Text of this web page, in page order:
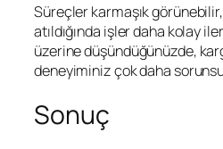
Süreçler karmaşık
atıldığında işler daha kolay
üzerine düşündüğünüzde,
deneyiminiz çok daha
Sonuç